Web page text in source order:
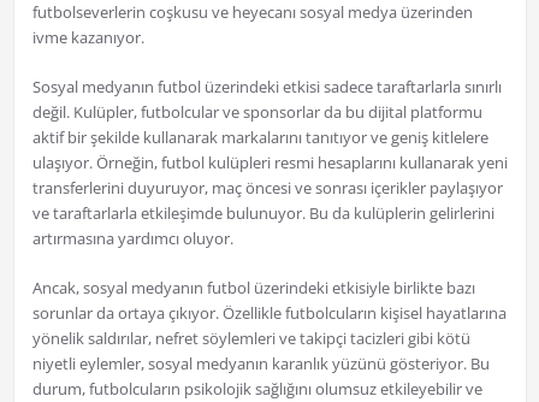
futbolseverlerin coşkusu ve heyecanı sosyal medya üzerinden
ivme kazanıyor.
Sosyal medyanın futbol üzerindeki etkisi sadece taraftarlarla sınırlı
değil. Kulüpler, futbolcular ve sponsorlar da bu dijital platformu
aktif bir şekilde kullanarak markalarını tanıtıyor ve geniş kitlelere
ulaşıyor. Örneğin, futbol kulüpleri resmi hesaplarını kullanarak yeni
transferlerini duyuruyor, maç öncesi ve sonrası içerikler paylaşıyor
ve taraftarlarla etkileşimde bulunuyor. Bu da kulüplerin gelirlerini
artırmasına yardımcı oluyor.
Ancak, sosyal medyanın futbol üzerindeki etkisiyle birlikte bazı
sorunlar da ortaya çıkıyor. Özellikle futbolcuların kişisel hayatlarına
yönelik saldırılar, nefret söylemleri ve takipçi tacizleri gibi kötü
niyetli eylemler, sosyal medyanın karanlık yüzünü gösteriyor. Bu
durum, futbolcuların psikolojik sağlığını olumsuz etkileyebilir ve